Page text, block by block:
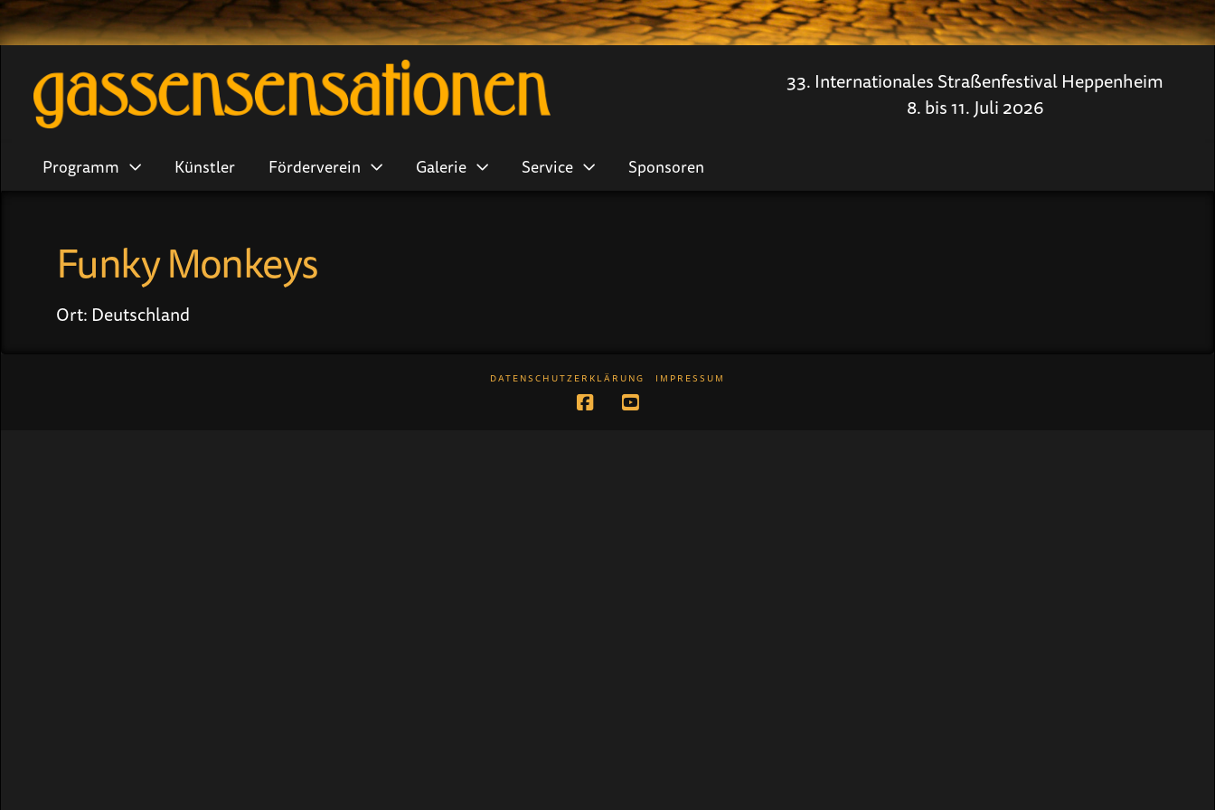
33. Internationales Straßenfestival Heppenheim
8. bis 11. Juli 2026
Programm Künstler Förderverein Galerie Service Sponsoren
Funky Monkeys
Ort: Deutschland
DATENSCHUTZERKLÄRUNG IMPRESSUM